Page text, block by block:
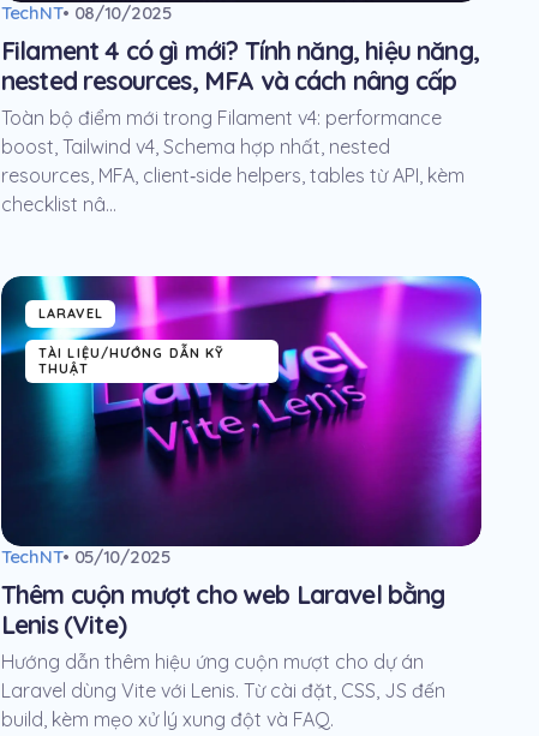
TechNT• 08/10/2025
Filament 4 có gì mới? Tính năng, hiệu năng,
nested resources, MFA và cách nâng cấp
Toàn bộ điểm mới trong Filament v4: performance
boost, Tailwind v4, Schema hợp nhất, nested
resources, MFA, client‑side helpers, tables từ API, kèm
checklist nâ...
LARAVEL
TÀI LIỆU/HƯỚNG DẪN KỸ
THUẬT
TechNT• 05/10/2025
Thêm cuộn mượt cho web Laravel bằng
Lenis (Vite)
Hướng dẫn thêm hiệu ứng cuộn mượt cho dự án
Laravel dùng Vite với Lenis. Từ cài đặt, CSS, JS đến
build, kèm mẹo xử lý xung đột và FAQ.